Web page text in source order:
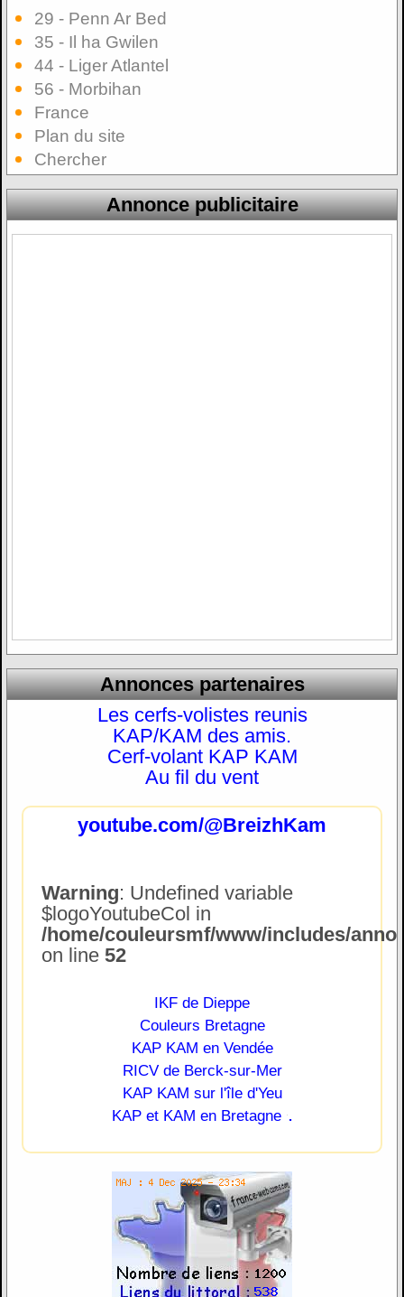
29 - Penn Ar Bed
35 - Il ha Gwilen
44 - Liger Atlantel
56 - Morbihan
France
Plan du site
Chercher
Annonce publicitaire
Annonces partenaires
Les cerfs-volistes reunis
KAP/KAM des amis.
Cerf-volant KAP KAM
Au fil du vent
youtube.com/@BreizhKam
Warning: Undefined variable
$logoYoutubeCol in
/home/couleursmf/www/includes/
on line 52
IKF de Dieppe
Couleurs Bretagne
KAP KAM en Vendée
RICV de Berck-sur-Mer
KAP KAM sur l'île d'Yeu
KAP et KAM en Bretagne .